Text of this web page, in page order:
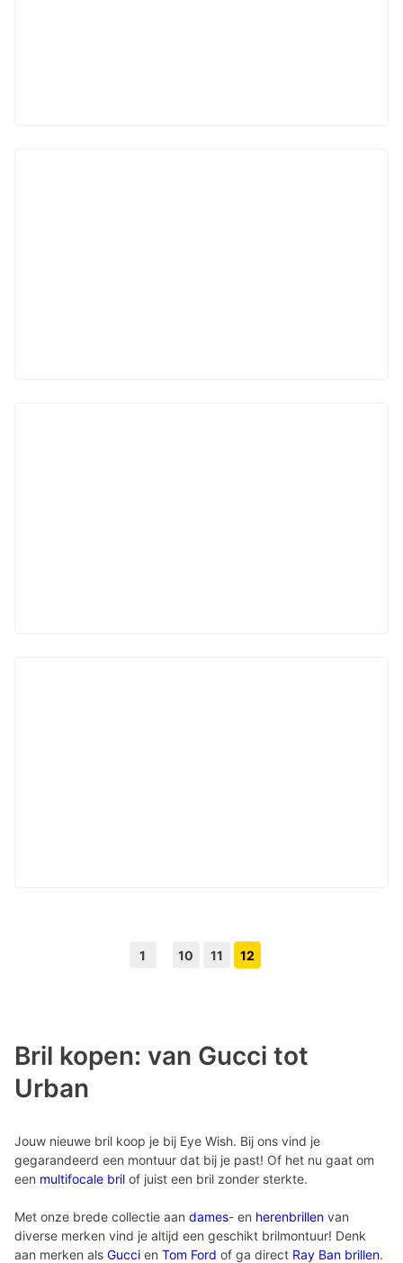
1 10 11 12
Bril kopen: van Gucci tot
Urban
Jouw nieuwe bril koop je bij Eye Wish. Bij ons vind je
gegarandeerd een montuur dat bij je past! Of het nu gaat om
een multifocale bril of juist een bril zonder sterkte.
Met onze brede collectie aan dames- en herenbrillen van
diverse merken vind je altijd een geschikt brilmontuur! Denk
aan merken als Gucci en Tom Ford of ga direct Ray Ban brillen.